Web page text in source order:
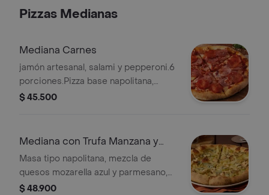
Pizzas Medianas
Mediana Carnes
jamón artesanal, salami y pepperoni.6
porciones.Pizza base napolitana,
tocineta, mozzarella,
$ 45.500
Mediana con Trufa Manzana y
Tres Quesos
Masa tipo napolitana, mezcla de
quesos mozarella azul y parmesano,
con trufa, manzana verde
$ 48.900